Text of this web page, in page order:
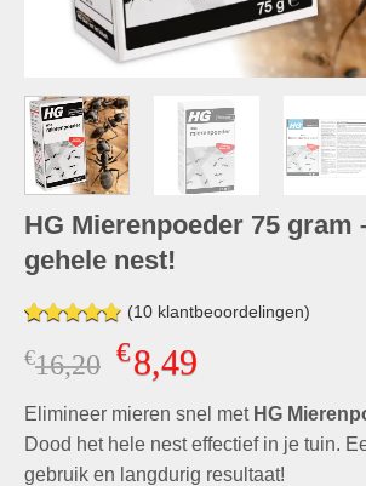
HG Mierenpoeder 75 gram
gehele nest!
Gewaardeerd
4.80op 5
gebaseerd
waarderingen
(10klantbeoordelingen)
€16,20 Oorspronkelijke
prijs
was:
€16,20.
€8,49Huidige
is:
€8,49.
Elimineer mieren snel met HG
Dood het hele nest effectief in je tuin.
gebruik en langdurig resultaat!